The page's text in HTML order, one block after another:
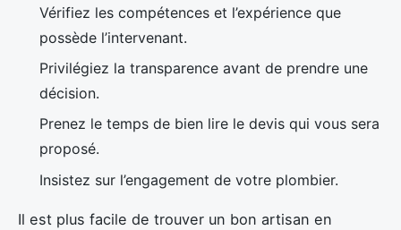
Vérifiez les compétences et l’expérience que
possède l’intervenant.
Privilégiez la transparence avant de prendre une
décision.
Prenez le temps de bien lire le devis qui vous sera
proposé.
Insistez sur l’engagement de votre plombier.
Il est plus facile de trouver un bon artisan en